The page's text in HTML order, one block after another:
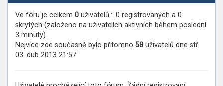
Ve fóru je celkem 0 uživatelů :: 0 registrovaných a 0
skrytých (založeno na uživatelích aktivních během poslední
3 minuty)
Nejvíce zde současně bylo přítomno 58 uživatelů dne stř
03. dub 2013 21:57